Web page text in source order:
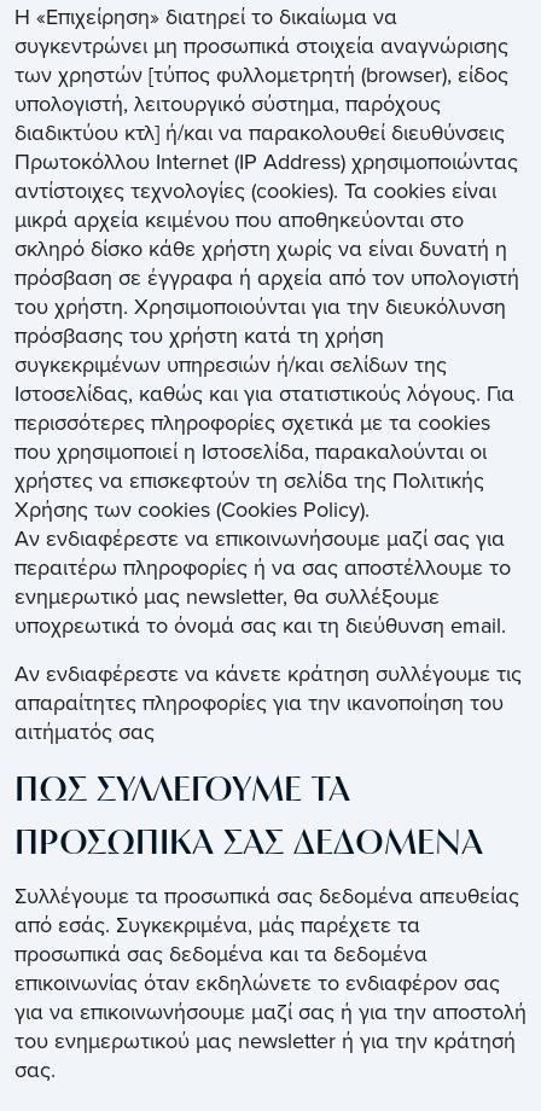
Η «Επιχείρηση» διατηρεί το δικαίωμα να
συγκεντρώνει μη προσωπικά στοιχεία αναγνώρισης
των χρηστών [τύπος φυλλομετρητή (browser), είδος
υπολογιστή, λειτουργικό σύστημα, παρόχους
διαδικτύου κτλ] ή/και να παρακολουθεί διευθύνσεις
Πρωτοκόλλου Internet (IP Address) χρησιμοποιώντας
αντίστοιχες τεχνολογίες (cookies). Τα cookies είναι
μικρά αρχεία κειμένου που αποθηκεύονται στο
σκληρό δίσκο κάθε χρήστη χωρίς να είναι δυνατή η
πρόσβαση σε έγγραφα ή αρχεία από τον υπολογιστή
του χρήστη. Χρησιμοποιούνται για την διευκόλυνση
πρόσβασης του χρήστη κατά τη χρήση
συγκεκριμένων υπηρεσιών ή/και σελίδων της
Ιστοσελίδας, καθώς και για στατιστικούς λόγους. Για
περισσότερες πληροφορίες σχετικά με τα cookies
που χρησιμοποιεί η Ιστοσελίδα, παρακαλούνται οι
χρήστες να επισκεφτούν τη σελίδα της Πολιτικής
Χρήσης των cookies (Cookies Policy).
Αν ενδιαφέρεστε να επικοινωνήσουμε μαζί σας για
περαιτέρω πληροφορίες ή να σας αποστέλλουμε το
ενημερωτικό μας newsletter, θα συλλέξουμε
υποχρεωτικά το όνομά σας και τη διεύθυνση email.
Αν ενδιαφέρεστε να κάνετε κράτηση συλλέγουμε τις
απαραίτητες πληροφορίες για την ικανοποίηση του
αιτήματός σας
ΠΩΣ ΣΥΛΛΕΓΟΥΜΕ ΤΑ
ΠΡΟΣΩΠΙΚΑ ΣΑΣ ΔΕΔΟΜΕΝΑ
Συλλέγουμε τα προσωπικά σας δεδομένα απευθείας
από εσάς. Συγκεκριμένα, μάς παρέχετε τα
προσωπικά σας δεδομένα και τα δεδομένα
επικοινωνίας όταν εκδηλώνετε το ενδιαφέρον σας
για να επικοινωνήσουμε μαζί σας ή για την αποστολή
του ενημερωτικού μας newsletter ή για την κράτησή
σας.